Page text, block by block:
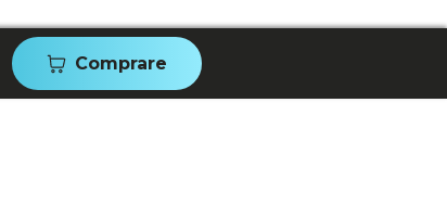
Comprare